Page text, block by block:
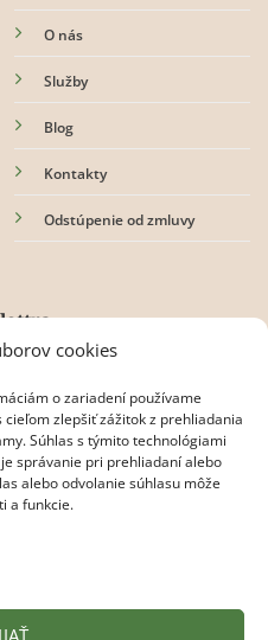
cookies
o zariadení používame
zlepšiť zážitok z prehliadania
Súhlas s týmito technológiami
správanie pri prehliadaní alebo
alebo odvolanie súhlasu môže
a funkcie.
O nás
Služby
Blog
Kontakty
Odstúpenie od zmluvy
osobných údajov.